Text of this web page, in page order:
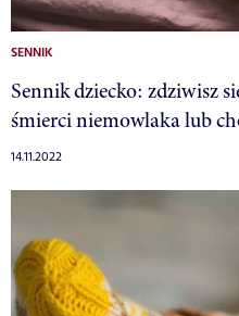
SENNIK
Sennik dziecko: zdziwisz
śmierci niemowlaka lub
14.11.2022